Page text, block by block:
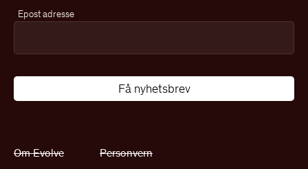
Epost adresse
Om Evolve Personvern